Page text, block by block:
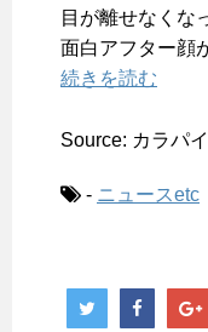
目が離せなくな
面白アフター顔
続きを読む
Source: カラパ
- ニュースetc